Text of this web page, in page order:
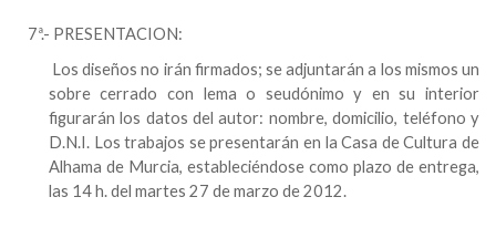
7ª.- PRESENTACION:
Los diseños no irán firmados; se adjuntarán a los mismos un
sobre cerrado con lema o seudónimo y en su interior
figurarán los datos del autor: nombre, domicilio, teléfono y
D.N.I. Los trabajos se presentarán en la Casa de Cultura de
Alhama de Murcia, estableciéndose como plazo de entrega,
las 14 h. del martes 27 de marzo de 2012.